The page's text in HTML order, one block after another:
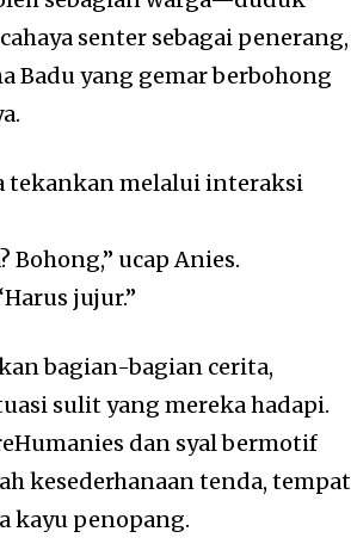
senter sebagai
Badu yang gemar berbohong
tekankan melalui interaksi
Bohong,” ucap Anies.
jujur.”
bagian-bagian cerita,
sulit yang mereka hadapi.
dan syal bermotif
kesederhanaan tenda, tempat
kayu penopang.